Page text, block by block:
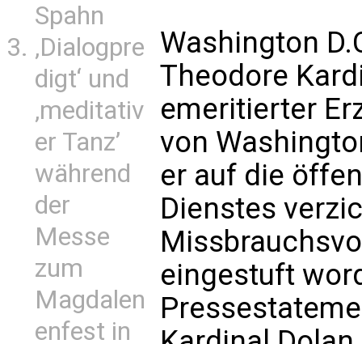
Spahn
‚Dialogpre
digt‘ und
‚meditativ
er Tanz’
während
der
Messe
zum
Magdalen
enfest in
Washington
Theodore
emeritierter
von
er auf die
Dienstes
eingestuft